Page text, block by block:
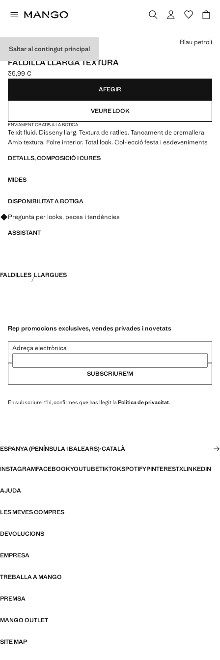
Saltar al contingut principal
EVENTS
FALDILLA LLARGA TEXTURA
Preu actual [35,99 € ]
35,99 €
Selecciona un color
Blau petroli
AFEGIR
VEURE LOOK
ENVIAMENT GRATIS A LA BOTIGA
Teixit fluid. Disseny llarg. Textura de ratlles. Tancament de cremallera.
Amb textura. Folre interior. Total look. Col·lecció festa i esdeveniments
DETALLS, COMPOSICIÓ I CURES
MIDES
DISPONIBILITAT A BOTIGA
Pregunta per looks, peces i tendències
ASSISTANT
FALDILLES LLARGUES
Rep promocions exclusives, vendes privades i novetats
Adreça electrònica
SUBSCRIURE'M
En subscriure-t'hi, confirmes que has llegit la Política de privacitat.
ESPANYA (PENÍNSULA I BALEARS)·CATALÀ
INSTAGRAMFACEBOOKYOUTUBETIKTOKSPOTIFYPINTERESTXLINKEDIN
AJUDA
LES MEVES COMPRES
DEVOLUCIONS
EMPRESA
TREBALLA A MANGO
PREMSA
MANGO OUTLET
SITE MAP